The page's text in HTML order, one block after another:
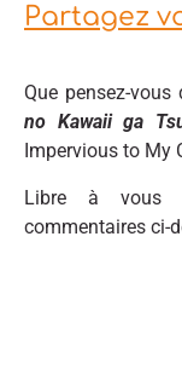
Partagez
Que pensez-vous
no Kawaii ga
Impervious to My
Libre à vous
commentaires ci-